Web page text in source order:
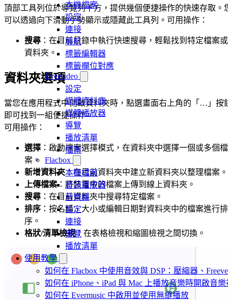
本機檔案
設定
連接
導航
標籤編輯器
標籤欄位對應
Evervideo
設定
媒體資料庫
媒體播放器
導覽
播放清單
檔案
Flacbox
本機檔案
音訊播放器
音樂庫
設定
連接
導覽
播放清單
使用教學
如何在 Flacbox 中使用音效與 DSP：壓縮器、
如何在 iPhone、iPad 與 Mac 上播放音樂時開啟音
如何在 Evermusic 中啟用並使用無縫播放
頂部工具列位於導覽列下方，提供幾個便捷操作的快速存取。
可以透過向下滑動手勢顯示或隱藏此工具列。可用操作：
搜尋 ：在目前目錄中執行快速搜尋，輕鬆找到特定檔案或
資料夾。
資料夾選項
當您在應用程式中開啟資料夾時，點選畫面右上角的「…」按
即可找到一組便捷操作。
可用操作：
選擇 ：啟動檔案選擇模式，在資料夾中選擇一個或多個檔
案。
新增資料夾：在目前資料夾中建立新資料夾以整理檔案。
上傳檔案：將裝置中的檔案上傳到線上資料夾。
搜尋 ：在目前資料夾中搜尋特定檔案。
排序 ：按名稱、大小或編輯日期對資料夾中的檔案進行排
序。
格狀/清單檢視：在表格檢視和縮圖檢視之間切換。